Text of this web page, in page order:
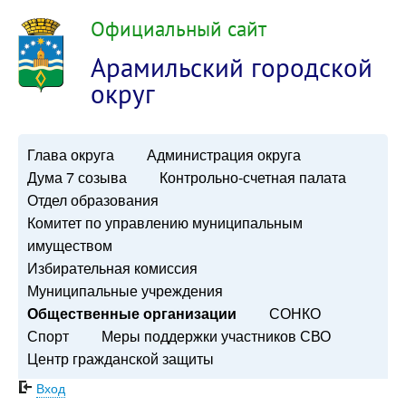
Официальный сайт
Арамильский городской
округ
Глава округа
Администрация округа
Дума 7 созыва
Контрольно-счетная палата
Отдел образования
Комитет по управлению муниципальным
имуществом
Избирательная комиссия
Муниципальные учреждения
Общественные организации
СОНКО
Спорт
Меры поддержки участников СВО
Центр гражданской защиты
Вход